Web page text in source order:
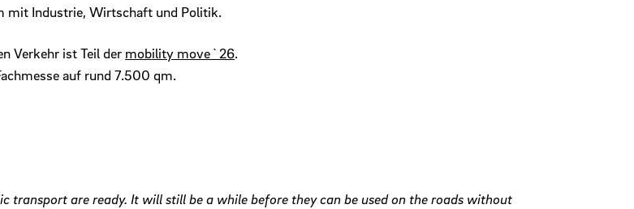
mit Industrie, Wirtschaft und Politik.
Verkehr ist Teil der mobility move`26.
auf rund 7.500 qm.
transport are ready. It will still be a while before they can be used on the roads without